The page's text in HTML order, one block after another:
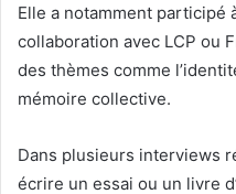
Elle a notamment participé
collaboration avec LCP ou
des thèmes comme
mémoire collective.
Dans plusieurs interviews
écrire un essai ou un livre